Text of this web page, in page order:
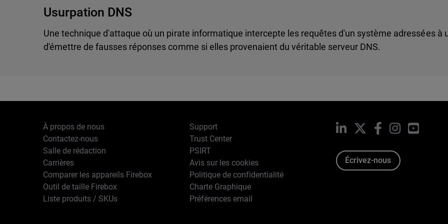
Usurpation DNS
Une technique d'attaque où un pirate informatique intercepte les requêtes d'un système adressées à
d'émettre de fausses réponses comme si elles provenaient du véritable serveur DNS.
À propos de nous
Contactez-nous
Salle de rédaction
Carrières
Comparer les appareils Firebox
Outil de taille Firebox
Liste produits / SKUs
Support
Trust Center
PSIRT
Avis sur les cookies
Politique de confidentialité
Charte Graphique
Préférences email
LinkedIn Facebook
InstagramYouTube
Écrivez-nous